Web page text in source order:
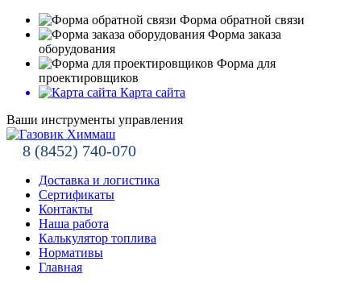
Форма обратной связи
Форма заказа
оборудования
Форма для
проектировщиков
Карта сайта
Ваши инструменты управления
8 (8452) 740-070
Доставка и логистика
Сертификаты
Контакты
Наша работа
Калькулятор топлива
Нормативы
Главная